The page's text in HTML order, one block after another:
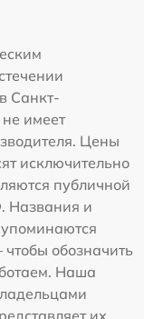
Санкт-
имеет
Цены
исключительно
публичной
Названия и
обозначить
Наша